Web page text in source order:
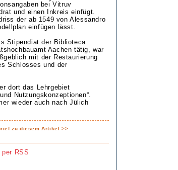
bei Vitruv
und einen Inkreis einfügt.
der ab 1549 von Alessandro
einfügen lässt.
Stipendiat der Biblioteca
Aachen tätig, war
mit der Restaurierung
Schlosses und der
dort das Lehrgebiet
Nutzungskonzeptionen“.
wieder auch nach Jülich
zu diesem Artikel >>
RSS